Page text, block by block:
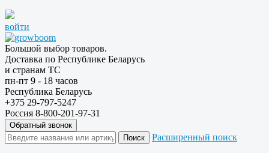
войти
Большой выбор товаров.
Доставка по Республике Беларусь
и странам ТС
пн-пт 9 - 18 часов
Республика Беларусь
+375 29-797-5247
Россия 8-800-201-97-31
Обратный звонок
Расширенный поиск